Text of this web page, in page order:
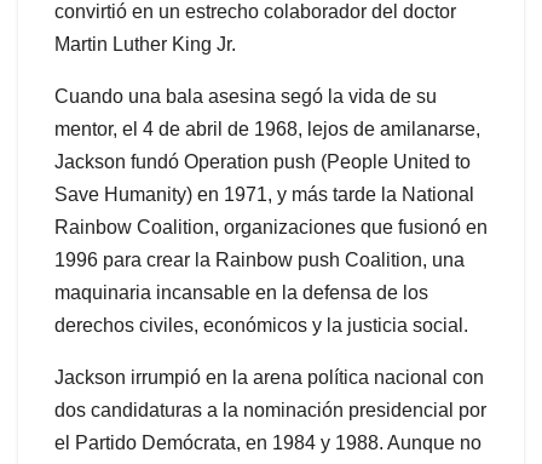
convirtió en un estrecho colaborador del doctor
Martin Luther King Jr.
Cuando una bala asesina segó la vida de su
mentor, el 4 de abril de 1968, lejos de amilanarse,
Jackson fundó Operation push (People United to
Save Humanity) en 1971, y más tarde la National
Rainbow Coalition, organizaciones que fusionó en
1996 para crear la Rainbow push Coalition, una
maquinaria incansable en la defensa de los
derechos civiles, económicos y la justicia social.
Jackson irrumpió en la arena política nacional con
dos candidaturas a la nominación presidencial por
el Partido Demócrata, en 1984 y 1988. Aunque no